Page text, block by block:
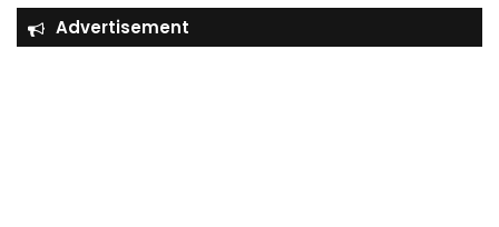
Advertisement